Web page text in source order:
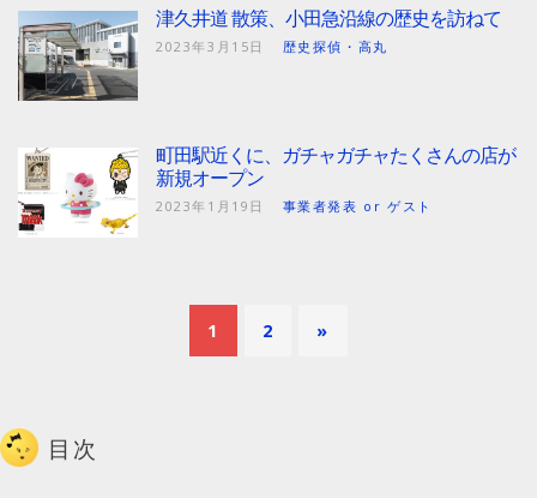
津久井道 散策、小田急沿線の歴史を訪ねて
2023年3月15日 歴史探偵・高丸
町田駅近くに、ガチャガチャたくさんの店が
新規オープン
2023年1月19日 事業者発表 or ゲスト
1 2 »
目次